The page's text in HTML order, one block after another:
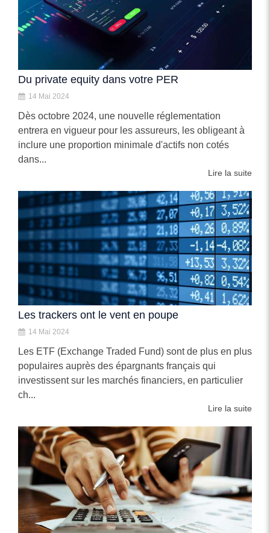
Du private equity dans votre PER
14 Mai 2024
Dès octobre 2024, une nouvelle réglementation
entrera en vigueur pour les assureurs, les obligeant à
inclure une proportion minimale d'actifs non cotés
dans...
Lire la suite
Les trackers ont le vent en poupe
14 Mai 2024
Les ETF (Exchange Traded Fund) sont de plus en plus
populaires auprès des épargnants français qui
investissent sur les marchés financiers, en particulier
ch...
Lire la suite